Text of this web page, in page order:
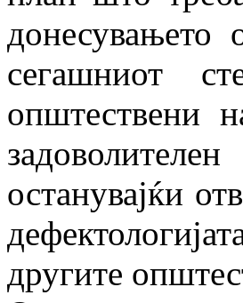
сегашниот
општествени
останувајќи
другите